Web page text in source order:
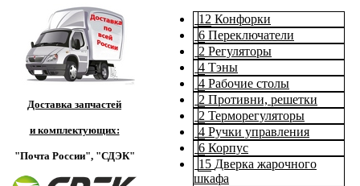
Доставка запчастей
и комплектующих:
"Почта России", "СДЭК"
12 Конфорки
6 Переключатели
2 Регуляторы
4 Тэны
4 Рабочие столы
2 Противни, решетки
2 Терморегуляторы
4 Ручки управления
6 Корпус
15 Дверка жарочного
шкафа